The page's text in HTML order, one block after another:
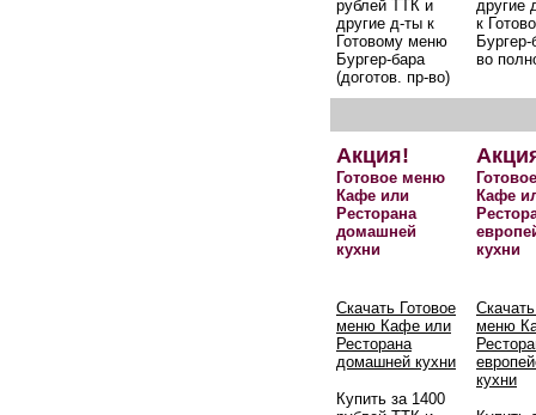
рублей ТТК и
другие д-ты к
Готовому меню
Бургер-бара
(доготов. пр-во)
другие
к
во
Акция!
Готовое меню
Кафе или
Ресторана
домашней
кухни
Кафе
кухни
Скачать Готовое
меню Кафе или
Ресторана
домашней кухни
Купить за 1400
меню
кухни